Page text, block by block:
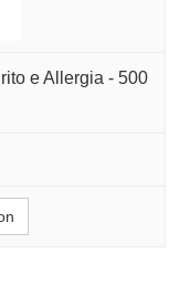
e Allergia - 500